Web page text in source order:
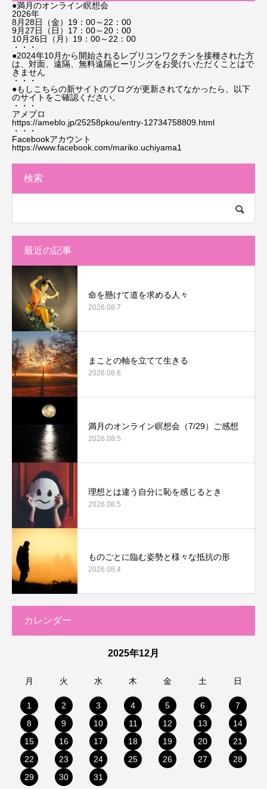
●満月のオンライン瞑想会
2026年
8月28日（金）19：00～22：00
9月27日（日）17：00～20：00
10月26日（月）19：00～22：00
・・・
●2024年10月から開始されるレプリコンワクチンを接種された方
は、対面、遠隔、無料遠隔ヒーリングをお受けいただくことはで
きません
・・・
●もしこちらの新サイトのブログが更新されてなかったら、以下
のサイトをご確認ください。
・・・
アメブロ
https://ameblo.jp/25258pkou/entry-12734758809.html
・・・
Facebookアカウント
https://www.facebook.com/mariko.uchiyama1
検索
最近の記事
命を懸けて道を求める人々
2026.08.7
まことの軸を立てて生きる
2026.08.6
満月のオンライン瞑想会（7/29）ご感想
2026.08.5
理想とは違う自分に恥を感じるとき
2026.08.5
ものごとに臨む姿勢と様々な抵抗の形
2026.08.4
カレンダー
2025年12月
月 火 水 木 金 土 日
1 2 3 4 5 6
7
8
9 10 11 12 13
14
15
16 17 18 19 20
21
22
23 24 25 26 27
28
29
30 31